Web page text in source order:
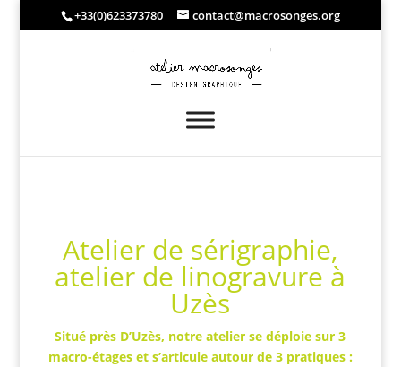
+33(0)623373780 contact@macrosonges.org
Atelier de sérigraphie,
atelier de linogravure à
Uzès
Situé près D’Uzès, notre atelier se déploie sur 3
macro-étages et s’articule autour de 3 pratiques :